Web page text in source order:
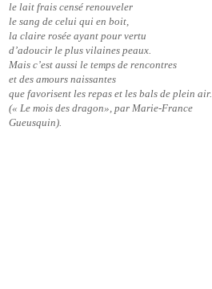
le lait frais censé renouveler
le sang de celui qui en boit,
la claire rosée ayant pour vertu
d’adoucir le plus vilaines peaux.
Mais c’est aussi le temps de rencontres
et des amours naissantes
que favorisent les repas et les bals de plein air.
(« Le mois des dragon», par Marie-France
Gueusquin).